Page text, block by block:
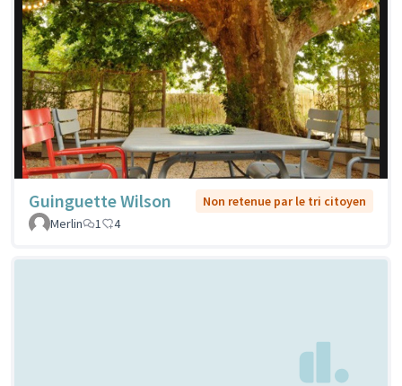
Guinguette Wilson
Non retenue par le tri citoyen
Merlin
1 4